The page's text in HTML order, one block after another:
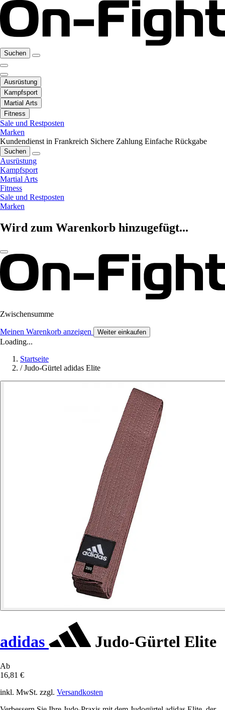
Suchen
Ausrüstung
Kampfsport
Martial Arts
Fitness
Sale und Restposten
Marken
Kundendienst in Frankreich Sichere Zahlung Einfache Rückgabe
Suchen
Ausrüstung
Kampfsport
Martial Arts
Fitness
Sale und Restposten
Marken
Wird zum Warenkorb hinzugefügt...
Zwischensumme
Meinen Warenkorb anzeigen Weiter einkaufen
Loading...
Startseite
/ Judo-Gürtel adidas Elite
adidas Judo-Gürtel Elite
Ab
16,81 €
inkl. MwSt. zzgl. Versandkosten